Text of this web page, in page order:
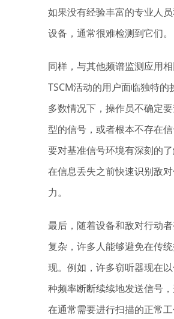
如果没有经验丰富的专业人
设备，通常很难检测到它们。
同样，与其他频谱监测应用
TSCM活动的用户面临独特的
多数情况下，操作员不确定
型的信号，或者根本不存在
要对基准信号环境有深刻的
在信息丢失之前快速识别敌
力。
最后，随着设备和敌对行动
复杂，许多人能够避免在传
现。例如，许多窃听器现在
种频率断断续续地发送信号
在通常需要进行扫描的正常